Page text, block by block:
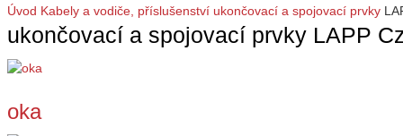
Úvod Kabely a vodiče, příslušenství ukončovací a spojovací prvky
ukončovací a spojovací prvky LAPP
oka